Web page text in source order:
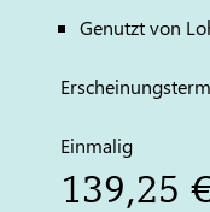
Genutzt von
Einmalig
139,25